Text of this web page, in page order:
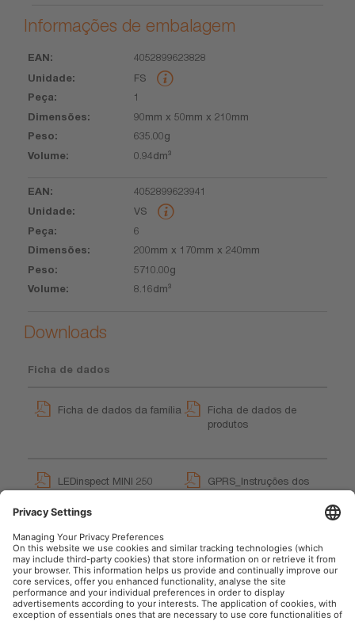
Informações de embalagem
EAN Peça Dimensões
4052899623828
FS
1
90mm x 50mm x 210mm
635.00g
0.94dm³
4052899623941
VS
6
200mm x 170mm x 240mm
5710.00g
8.16dm³
Downloads
Ficha de dados
Ficha de dados da família
Ficha de dados de
produtos
LEDinspect MINI 250
GPRS_Instruções dos
LEDinspect Inspection
Lights Trailer
Movie application